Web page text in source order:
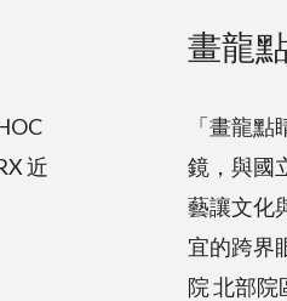
近
畫龍
「畫龍
鏡，與國
藝讓文化
宜的跨界
院 北部院